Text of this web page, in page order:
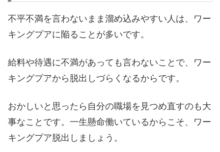
不平不満を言わないまま溜め込みやすい人は、ワー
キングプアに陥ることが多いです。
給料や待遇に不満があっても言わないことで、ワー
キングプアから脱出しづらくなるからです。
おかしいと思ったら自分の職場を見つめ直すのも大
事なことです。一生懸命働いているからこそ、ワー
キングプア脱出しましょう。